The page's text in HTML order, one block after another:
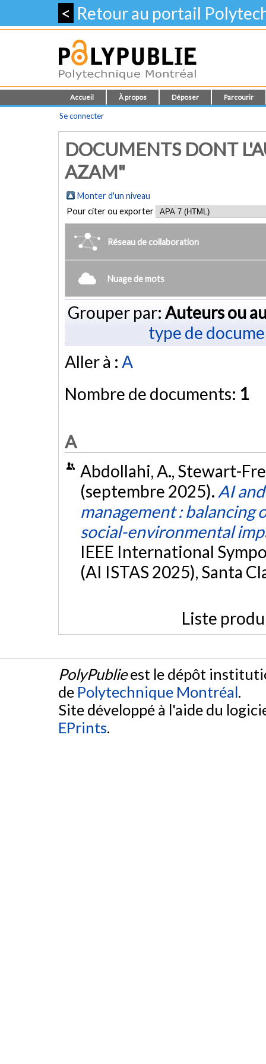
< Retour au portail
Accueil À propos Déposer Parcourir
Se connecter
DOCUMENTS DONT
AZAM"
Monter d'un niveau
Pour citer ou exporter
Réseau de collaboration
Nuage de mots
Grouper par: Auteurs ou
type de
Aller à : A
Nombre de documents: 1
A
Abdollahi, A., Stewart-
(septembre 2025). AI
management : balancing
social-environmental
IEEE International
(AI ISTAS 2025), Santa
Liste
PolyPublieest le dépôt
de Polytechnique Montréal.
Site développé à l'aide du
EPrints.